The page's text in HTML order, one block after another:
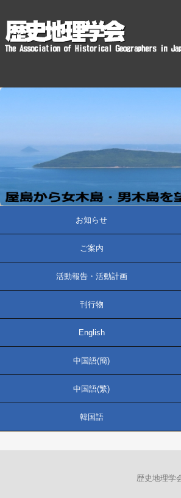
お知らせ
ご案内
活動報告・活動計画
刊行物
English
中国語(簡)
中国語(繁)
韓国語
歴史地理学